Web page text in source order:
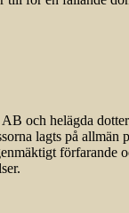
och helägda
lagts på allmän
förfarande